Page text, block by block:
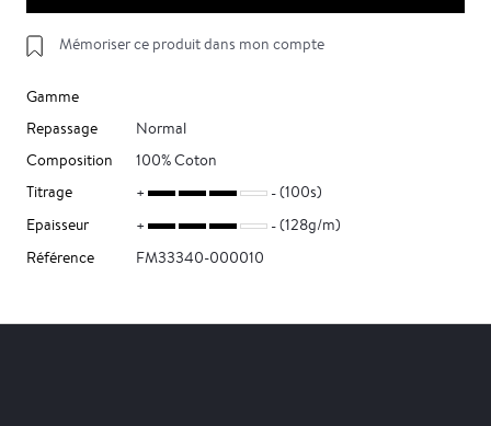
Mémoriser ce produit dans mon compte
Gamme
Repassage
Normal
Composition
100% Coton
Titrage
(100s)
Epaisseur
(128g/m)
Référence
FM33340-000010